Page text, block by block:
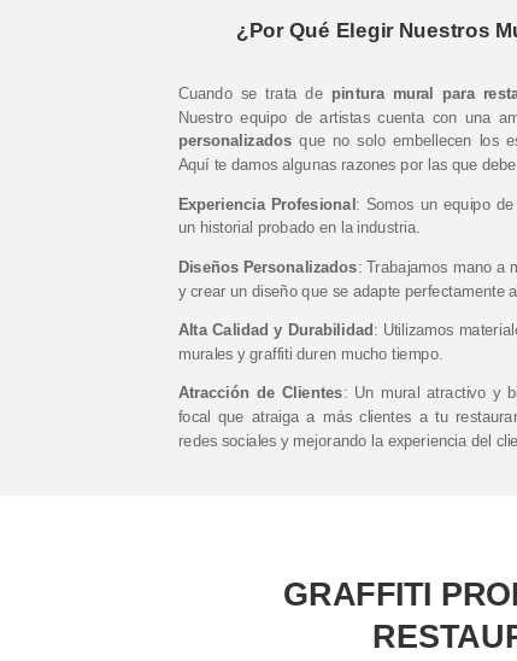
¿Por Qué Elegir Nuestros
Cuando se trata de pintura mural para
Nuestro equipo de artistas cuenta con una
personalizados que no solo embellecen los
Aquí te damos algunas razones por las que
Experiencia Profesional : Somos un equipo de
un historial probado en la industria.
Diseños Personalizados: Trabajamos mano a
y crear un diseño que se adapte perfectamente
Alta Calidad y Durabilidad : Utilizamos
murales y graffiti duren mucho tiempo.
Atracción de Clientes: Un mural atractivo y
focal que atraiga a más clientes a tu
redes sociales y mejorando la experiencia del
GRAFFITI